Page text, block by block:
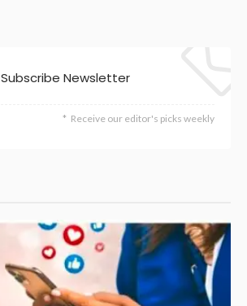
Subscribe Newsletter
Receive our editor's picks weekly